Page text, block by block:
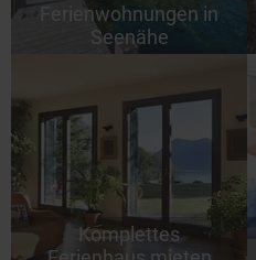
Ferienwohnungen in
Seenähe
Komplettes